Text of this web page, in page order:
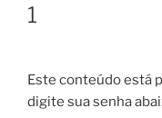
1
Este conteúdo está
digite sua senha